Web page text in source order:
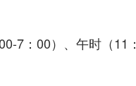
7：00）、午时（11：